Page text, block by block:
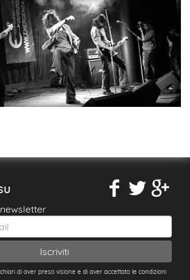
di aver preso visione e di aver accettato le condizioni